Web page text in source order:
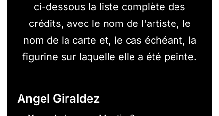
ci-dessous la liste complète des
crédits, avec le nom de l'artiste, le
nom de la carte et, le cas échéant, la
figurine sur laquelle elle a été peinte.
Angel Giraldez